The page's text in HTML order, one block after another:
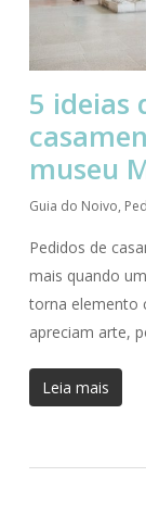
5 ideias
museu
Guia do Noivo,
Pedidos de
mais quando
torna elemento
apreciam arte,
Leia mais